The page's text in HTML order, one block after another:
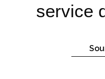
service